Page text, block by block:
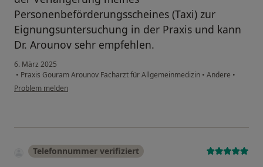
Personenbeförderungsscheines (Taxi) zur
Eignungsuntersuchung in der Praxis und kann
Dr. Arounov sehr empfehlen.
6. März 2025
• Praxis Gouram Arounov Facharzt für Allgemeinmedizin • Andere •
Problem melden
Telefonnummer verifiziert